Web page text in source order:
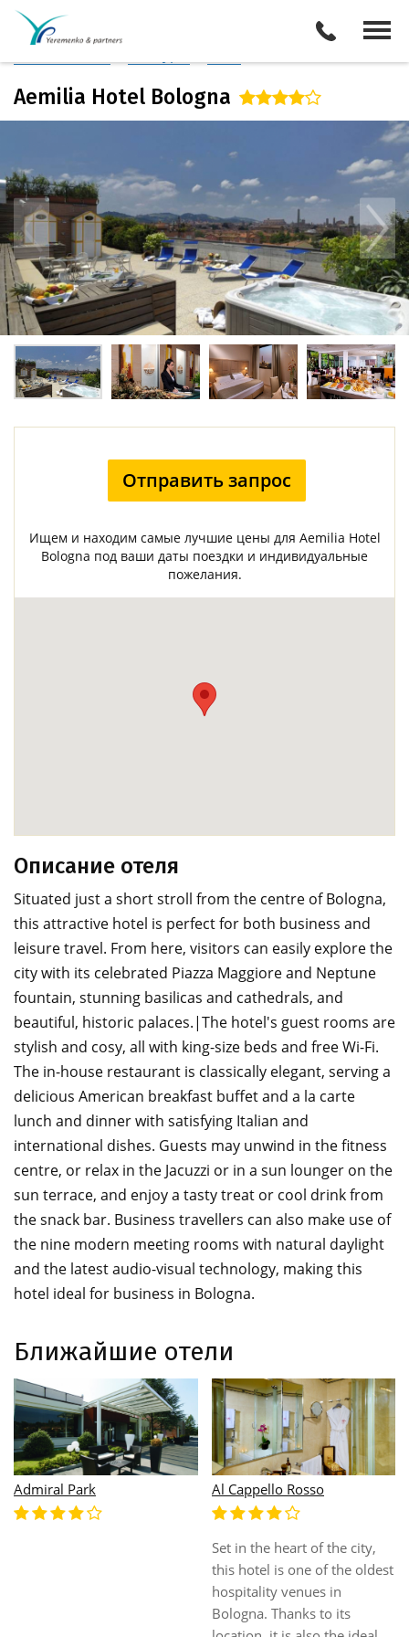
Италия
Aemilia Hotel Bologna
Отправить запрос
Ищем и находим самые лучшие цены для Aemilia Hotel
Bologna под ваши даты поездки и индивидуальные
пожелания.
Описание отеля
Situated just a short stroll from the centre of Bologna,
this attractive hotel is perfect for both business and
leisure travel. From here, visitors can easily explore the
city with its celebrated Piazza Maggiore and Neptune
fountain, stunning basilicas and cathedrals, and
beautiful, historic palaces.|The hotel's guest rooms are
stylish and cosy, all with king-size beds and free Wi-Fi.
The in-house restaurant is classically elegant, serving a
delicious American breakfast buffet and a la carte
lunch and dinner with satisfying Italian and
international dishes. Guests may unwind in the fitness
centre, or relax in the Jacuzzi or in a sun lounger on the
sun terrace, and enjoy a tasty treat or cool drink from
the snack bar. Business travellers can also make use of
the nine modern meeting rooms with natural daylight
and the latest audio-visual technology, making this
hotel ideal for business in Bologna.
Ближайшие отели
Albergo Sapori is a family-
run hotel set on the green
hills of Tole', and offers a
Alla Rocca
This hotel is located
from the centre of